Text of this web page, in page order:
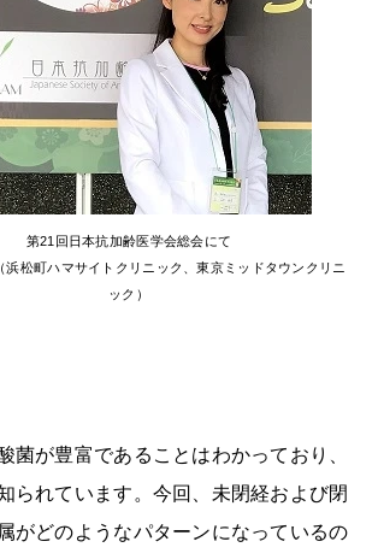
第21回日本抗加齢医学会総会にて
浜松町ハマサイトクリニック、東京ミッドタウンクリニ
ック）
が豊富であることはわかっており、
られています。今回、未閉経および閉
がどのようなパターンになっているの